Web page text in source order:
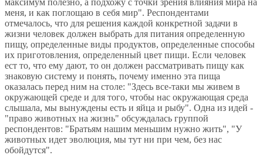
максимум полезно, а подхожу с точки зрения влияния мира на
меня, и как поглощаю в себя мир". Респондентами
отмечалось, что для решения каждой конкретной задачи в
жизни человек должен выбрать для питания определенную
пищу, определенные виды продуктов, определенные способы
их приготовления, определенный цвет пищи. Если человек
ест то, что ему дают, то он должен рассматривать пищу как
знаковую систему и понять, почему именно эта пища
оказалась перед ним на столе: "Здесь все-таки мы живем в
окружающей среде и для того, чтобы нас окружающая среда
слышала, мы вынуждены есть и яйца и рыбу". Одна из идей -
"право животных на жизнь" обсуждалась группой
респондентов: "Братьям нашим меньшим нужно жить", "У
животных идет эволюция, мы тут ни при чем, без нас
обойдутся".